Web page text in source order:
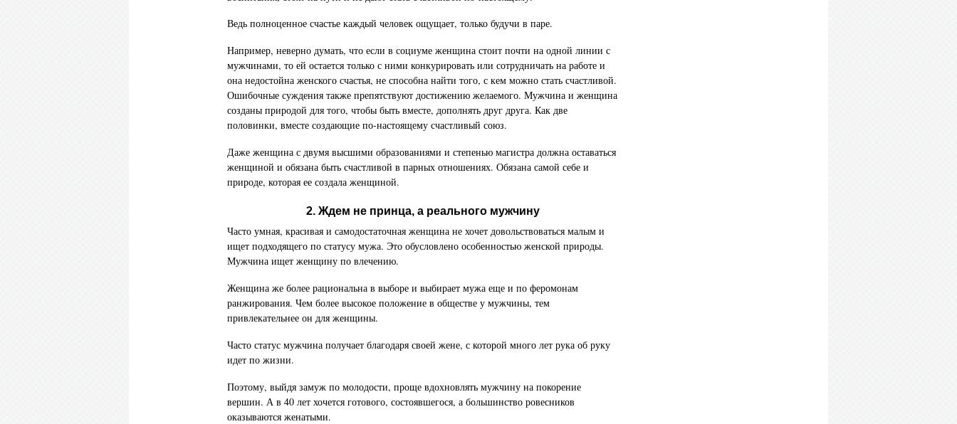
Ведь полноценное счастье каждый человек ощущает, только будучи в паре.
Например, неверно думать, что если в социуме женщина стоит почти на одной линии с
мужчинами, то ей остается только с ними конкурировать или сотрудничать на работе и
она недостойна женского счастья, не способна найти того, с кем можно стать счастливой.
Ошибочные суждения также препятствуют достижению желаемого. Мужчина и женщина
созданы природой для того, чтобы быть вместе, дополнять друг друга. Как две
половинки, вместе создающие по-настоящему счастливый союз.
Даже женщина с двумя высшими образованиями и степенью магистра должна оставаться
женщиной и обязана быть счастливой в парных отношениях. Обязана самой себе и
природе, которая ее создала женщиной.
2. Ждем не принца, а реального мужчину
Часто умная, красивая и самодостаточная женщина не хочет довольствоваться малым и
ищет подходящего по статусу мужа. Это обусловлено особенностью женской природы.
Мужчина ищет женщину по влечению.
Женщина же более рациональна в выборе и выбирает мужа еще и по феромонам
ранжирования. Чем более высокое положение в обществе у мужчины, тем
привлекательнее он для женщины.
Часто статус мужчина получает благодаря своей жене, с которой много лет рука об руку
идет по жизни.
Поэтому, выйдя замуж по молодости, проще вдохновлять мужчину на покорение
вершин. А в 40 лет хочется готового, состоявшегося, а большинство ровесников
оказываются женатыми.